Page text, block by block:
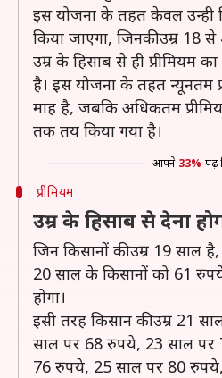
इस योजना के तहत केवल उन्ही
किया जाएगा, जिनकी उम्र 18
उम्र के हिसाब से ही प्रीमियम
है। इस योजना के तहत न्यूनतम
माह है, जबकि अधिकतम
तक तय किया गया है।
आपने 33% पढ़
प्रीमियम
उम्र के हिसाब से देना
जिन किसानों की उम्र 19 साल
20 साल के किसानों को 61 रुपये
होगा।
इसी तरह किसान की उम्र 21
साल पर 68 रुपये, 23 साल
76 रुपये, 25 साल पर 80